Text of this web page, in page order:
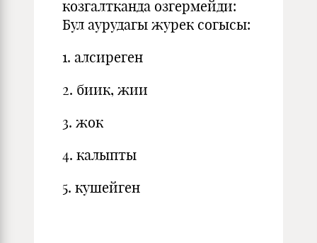
козгалтканда озгермейди:
Бул аурудагы журек согысы:
1. алсиреген
2. биик, жии
3. жок
4. калыпты
5. кушейген